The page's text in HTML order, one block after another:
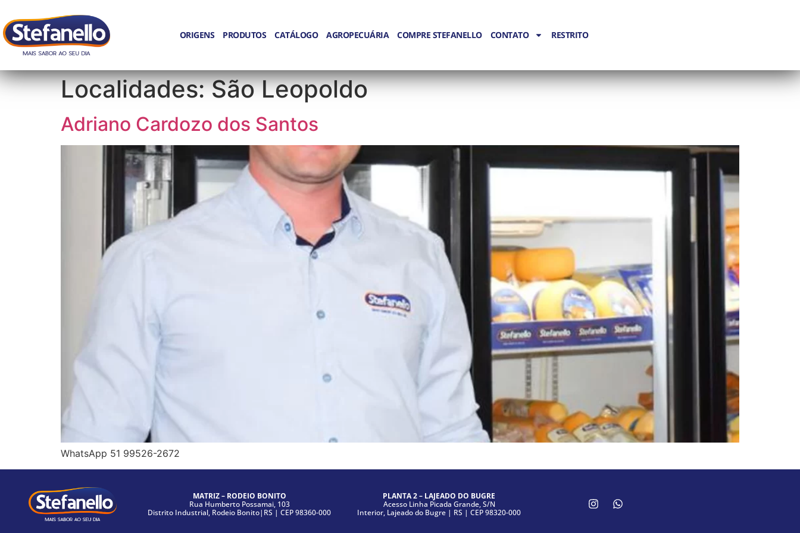
ORIGENS PRODUTOS CATÁLOGO AGROPECUÁRIA COMPRE STEFANELLO CONTATO RESTRITO
Localidades:São Leopoldo
Adriano Cardozo dos Santos
WhatsApp 51 99526-2672
MATRIZ – RODEIO BONITO
Rua Humberto Possamai, 103
Distrito Industrial, Rodeio Bonito|RS | CEP 98360-000
PLANTA 2 – LAJEADO DO BUGRE
Acesso Linha Picada Grande, S/N
Interior, Lajeado do Bugre | RS | CEP 98320-000